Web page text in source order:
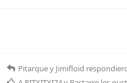
Pitarquey Jimifloid